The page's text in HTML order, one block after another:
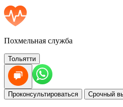
Похмельная служба
Тольятти
Проконсультироваться Срочный